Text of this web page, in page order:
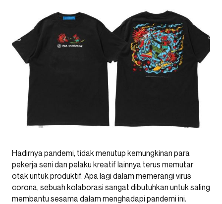
Hadirnya pandemi, tidak menutup kemungkinan para
pekerja seni dan pelaku kreatif lainnya terus memutar
otak untuk produktif. Apa lagi dalam memerangi virus
corona, sebuah kolaborasi sangat dibutuhkan untuk saling
membantu sesama dalam menghadapi pandemi ini.